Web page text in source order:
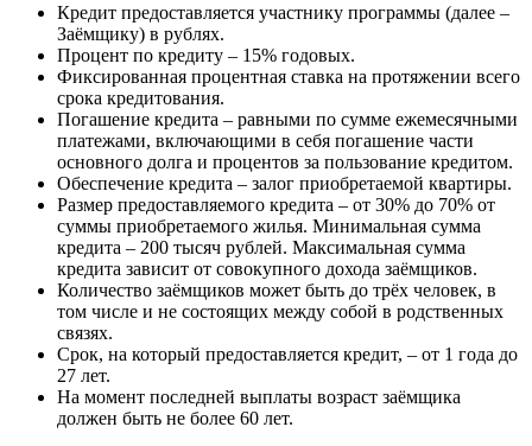
Кредит предоставляется участнику программы (далее –
Заёмщику) в рублях.
Процент по кредиту – 15% годовых.
Фиксированная процентная ставка на протяжении всего
срока кредитования.
Погашение кредита – равными по сумме ежемесячными
платежами, включающими в себя погашение части
основного долга и процентов за пользование кредитом.
Обеспечение кредита – залог приобретаемой квартиры.
Размер предоставляемого кредита – от 30% до 70% от
суммы приобретаемого жилья. Минимальная сумма
кредита – 200 тысяч рублей. Максимальная сумма
кредита зависит от совокупного дохода заёмщиков.
Количество заёмщиков может быть до трёх человек, в
том числе и не состоящих между собой в родственных
связях.
Срок, на который предоставляется кредит, – от 1 года до
27 лет.
На момент последней выплаты возраст заёмщика
должен быть не более 60 лет.